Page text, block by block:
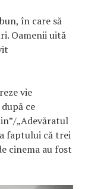
în care să
Oamenii uită
vie
ce
„Adevăratul
faptului că trei
cinema au fost